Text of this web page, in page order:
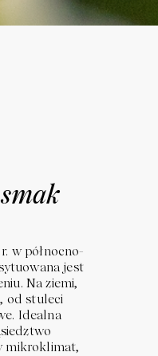
smak
w północno-
jest
Na ziemi,
od stuleci
Idealna
mikroklimat,